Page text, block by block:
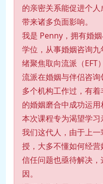
的亲密关系能促进个
带来诸多负面影响。
我是 Penny，拥有婚
学位，从事婚姻咨询
绪聚焦取向流派（EFT
流派在婚姻与伴侣咨
多个机构工作过，有
的婚姻磨合中成功运用
本次课程专为渴望学习
我们这代人，由于上
授，大多不懂如何经
信任问题也亟待解决
因。